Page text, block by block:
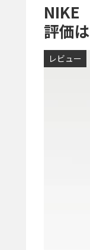
NIKE
評価
レビュー